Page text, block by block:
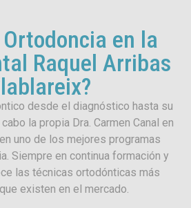
en la
Raquel Arribas
desde el diagnóstico hasta su
la propia Dra. Carmen Canal en
uno de los mejores programas
Siempre en continua formación y
las técnicas ortodónticas más
existen en el mercado.